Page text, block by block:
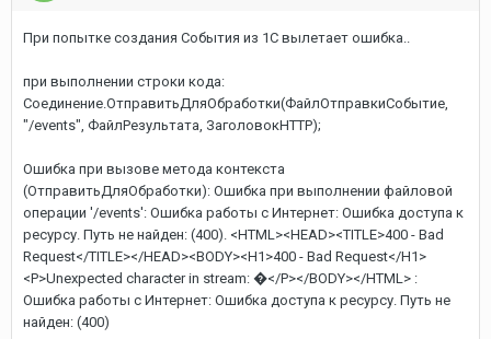
При попытке создания События из 1С вылетает ошибка..
при выполнении строки кода:
Соединение.ОтправитьДляОбработки(ФайлОтправкиСобытие,
"/events", ФайлРезультата, ЗаголовокHTTP);
Ошибка при вызове метода контекста
(ОтправитьДляОбработки): Ошибка при выполнении файловой
операции '/events': Ошибка работы с Интернет: Ошибка доступа к
ресурсу. Путь не найден: (400). <HTML><HEAD><TITLE>400 - Bad
Request</TITLE></HEAD><BODY><H1>400 - Bad Request</H1>
<P>Unexpected character in stream: �</P></BODY></HTML> :
Ошибка работы с Интернет: Ошибка доступа к ресурсу. Путь не
найден: (400)